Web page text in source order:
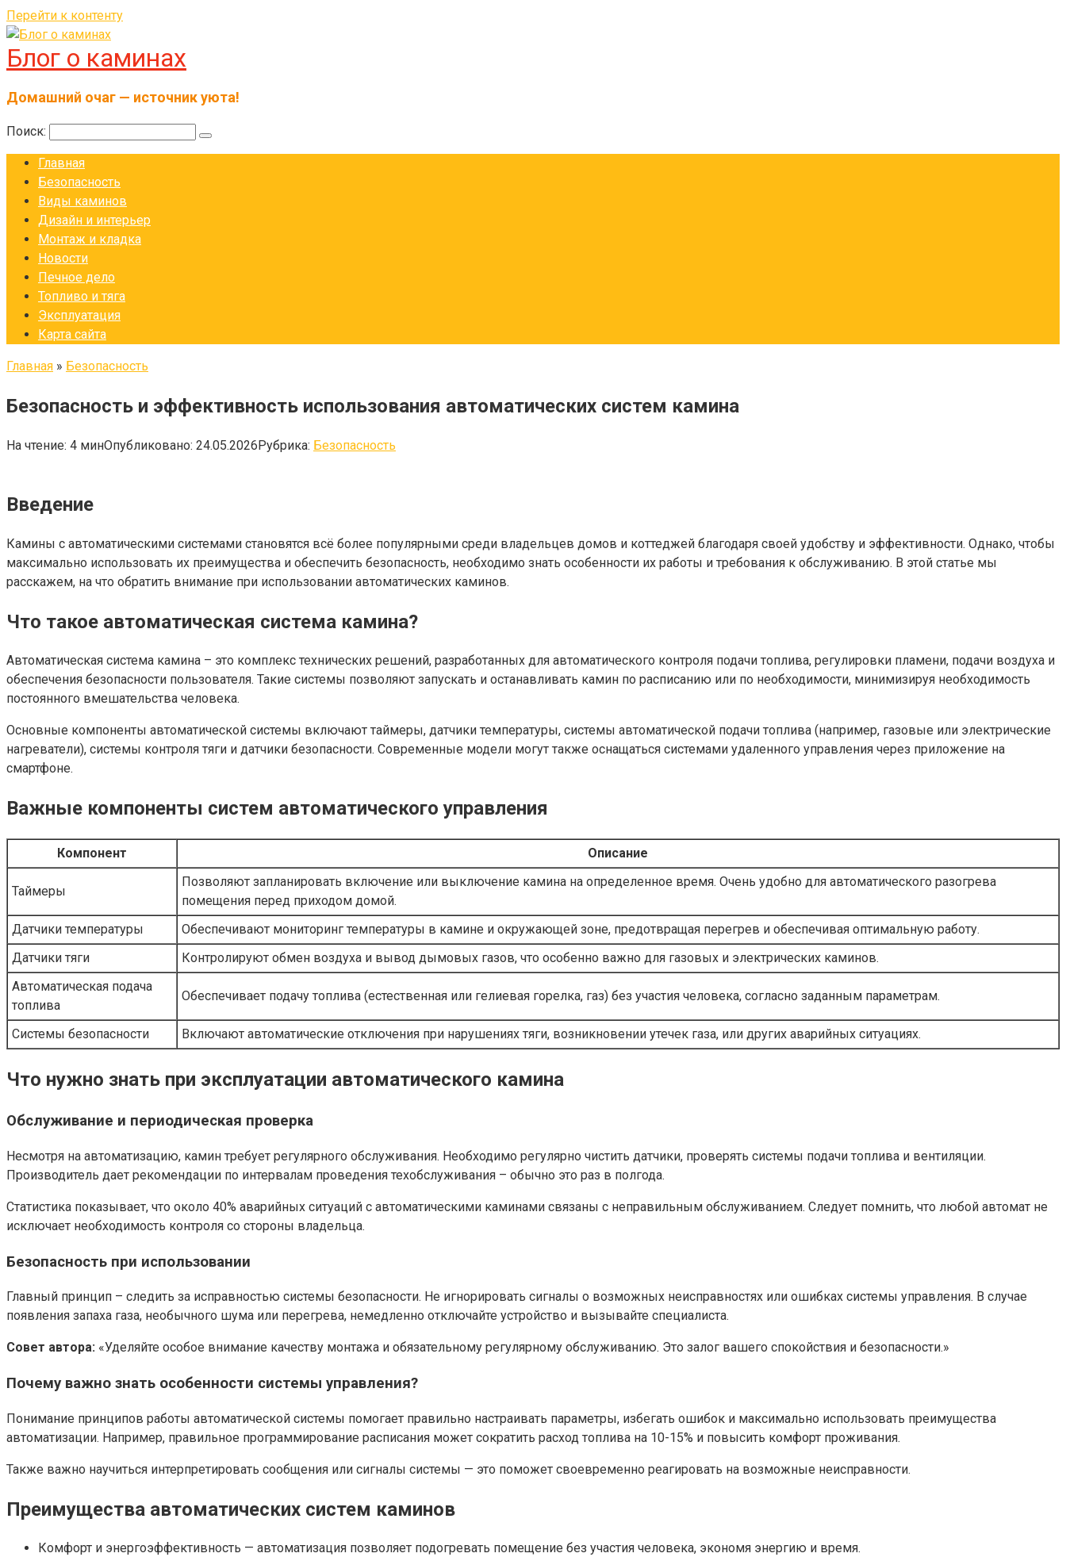
Перейти к контенту
Блог о каминах
Домашний очаг — источник уюта!
Поиск:
Главная
Безопасность
Виды каминов
Дизайн и интерьер
Монтаж и кладка
Новости
Печное дело
Топливо и тяга
Эксплуатация
Карта сайта
Главная » Безопасность
Безопасность и эффективность использования автоматических систем камина
На чтение: 4 минОпубликовано: 24.05.2026Рубрика: Безопасность
Введение
Камины с автоматическими системами становятся всё более популярными среди владельцев домов и коттеджей благодаря своей удобству и эффективности. Однако, чтобы
максимально использовать их преимущества и обеспечить безопасность, необходимо знать особенности их работы и требования к обслуживанию. В этой статье мы
расскажем, на что обратить внимание при использовании автоматических каминов.
Что такое автоматическая система камина?
Автоматическая система камина – это комплекс технических решений, разработанных для автоматического контроля подачи топлива, регулировки пламени, подачи воздуха и
обеспечения безопасности пользователя. Такие системы позволяют запускать и останавливать камин по расписанию или по необходимости, минимизируя необходимость
постоянного вмешательства человека.
Основные компоненты автоматической системы включают таймеры, датчики температуры, системы автоматической подачи топлива (например, газовые или электрические
нагреватели), системы контроля тяги и датчики безопасности. Современные модели могут также оснащаться системами удаленного управления через приложение на
смартфоне.
Важные компоненты систем автоматического управления
Компонент Описание
Таймеры
Позволяют запланировать включение или выключение камина на определенное время. Очень удобно для автоматического разогрева
помещения перед приходом домой.
Датчики температуры
Обеспечивают мониторинг температуры в камине и окружающей зоне, предотвращая перегрев и обеспечивая оптимальную работу.
Датчики тяги
Контролируют обмен воздуха и вывод дымовых газов, что особенно важно для газовых и электрических каминов.
Автоматическая подача
топлива
Обеспечивает подачу топлива (естественная или гелиевая горелка, газ) без участия человека, согласно заданным параметрам.
Системы безопасности Включают автоматические отключения при нарушениях тяги, возникновении утечек газа, или других аварийных ситуациях.
Что нужно знать при эксплуатации автоматического камина
Обслуживание и периодическая проверка
Несмотря на автоматизацию, камин требует регулярного обслуживания. Необходимо регулярно чистить датчики, проверять системы подачи топлива и вентиляции.
Производитель дает рекомендации по интервалам проведения техобслуживания – обычно это раз в полгода.
Статистика показывает, что около 40% аварийных ситуаций с автоматическими каминами связаны с неправильным обслуживанием. Следует помнить, что любой автомат не
исключает необходимость контроля со стороны владельца.
Безопасность при использовании
Главный принцип – следить за исправностью системы безопасности. Не игнорировать сигналы о возможных неисправностях или ошибках системы управления. В случае
появления запаха газа, необычного шума или перегрева, немедленно отключайте устройство и вызывайте специалиста.
Совет автора: «Уделяйте особое внимание качеству монтажа и обязательному регулярному обслуживанию. Это залог вашего спокойствия и безопасности.»
Почему важно знать особенности системы управления?
Понимание принципов работы автоматической системы помогает правильно настраивать параметры, избегать ошибок и максимально использовать преимущества
автоматизации. Например, правильное программирование расписания может сократить расход топлива на 10-15% и повысить комфорт проживания.
Также важно научиться интерпретировать сообщения или сигналы системы — это поможет своевременно реагировать на возможные неисправности.
Преимущества автоматических систем каминов
Комфорт и энергоэффективность — автоматизация позволяет подогревать помещение без участия человека, экономя энергию и время.